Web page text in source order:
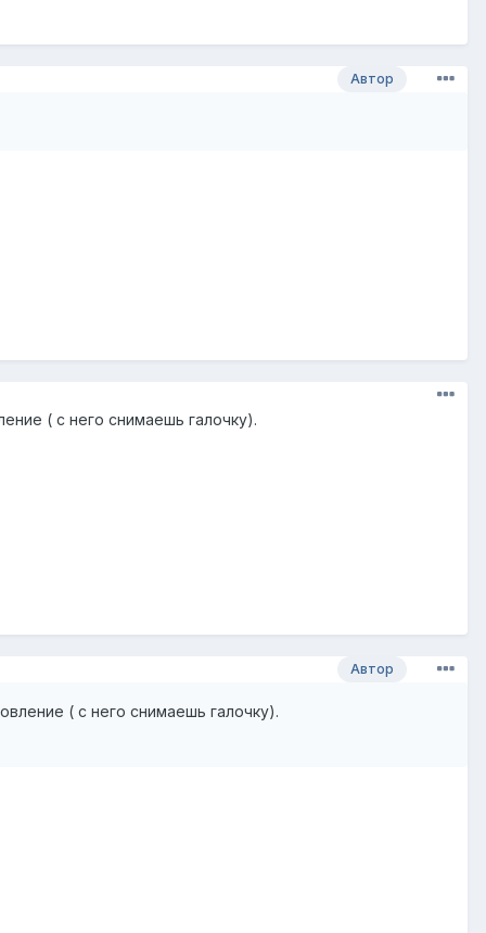
Автор
( с него снимаешь галочку).
Автор
( с него снимаешь галочку).